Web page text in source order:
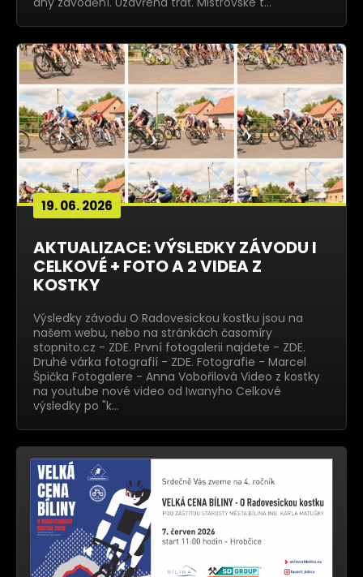
19. 06. 2026
AKTUALIZACE: VÝSLEDKY ZÁVODU I
CELKOVÉ + FOTO A 2 VIDEA Z
KOSTKY
Výsledky závodu O Radovesickou kostku jsou na
našem webu, nebo na stránkách časomíry
stopnito.cz - ZDE. První fotogalerii najdete - ZDE.
Druhé várka fotografií - ZDE. Fotografie - Marcel
Špička Fotogalere - Anna Vobořilová Video z kostky
na youtube nové video od Iwanyho Celkové
výsledky po "k…